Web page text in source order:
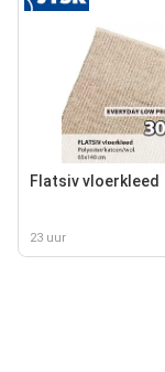
Flatsiv vloerkleed
23 uur